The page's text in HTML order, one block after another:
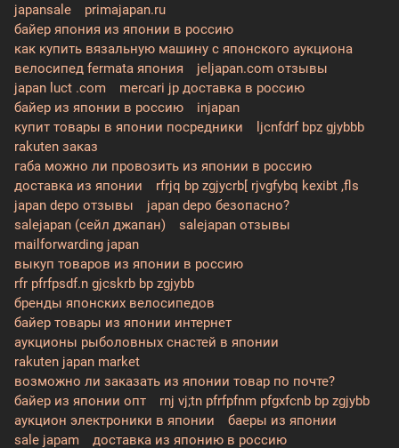
japansale
primajapan.ru
байер япония из японии в россию
как купить вязальную машину с японского аукциона
велосипед fermata япония
jeljapan.com отзывы
japan luct .com
mercari jp доставка в россию
байер из японии в россию
injapan
купит товары в японии посредники
ljcnfdrf bpz gjybbb
rakuten заказ
габа можно ли провозить из японии в россию
доставка из японии
rfrjq bp zgjycrb[ rjvgfybq kexibt ,fls
japan depo отзывы
japan depo безопасно?
salejapan (сейл джапан)
salejapan отзывы
mailforwarding japan
выкуп товаров из японии в россию
rfr pfrfpsdf.n gjcskrb bp zgjybb
бренды японских велосипедов
байер товары из японии интернет
аукционы рыболовных снастей в японии
rakuten japan market
возможно ли заказать из японии товар по почте?
байер из японии опт
rnj vj;tn pfrfpfnm pfgxfcnb bp zgjybb
аукцион электроники в японии
баеры из японии
sale japam
доставка из японию в россию